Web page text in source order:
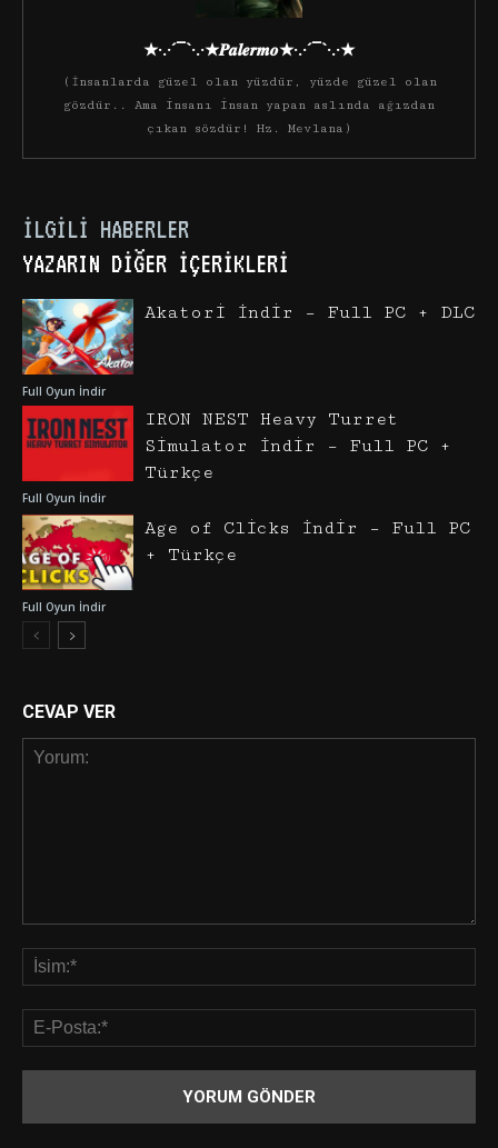
★·.·´¯`·.·★𝑷𝒂𝒍𝒆𝒓𝒎𝒐★·.·´¯`·.·★
(İnsanlarda güzel olan yüzdür, yüzde güzel olan
gözdür.. Ama insanı insan yapan aslında ağızdan
çıkan sözdür! Hz. Mevlana)
İLGILI HABERLER
YAZARIN DIĞER İÇERIKLERI
Full Oyun İndir
Akatori İndir – Full PC + DLC
Full Oyun İndir
IRON NEST Heavy Turret
Simulator İndir – Full PC +
Türkçe
Full Oyun İndir
Age of Clicks İndir – Full PC
+ Türkçe
CEVAP VER